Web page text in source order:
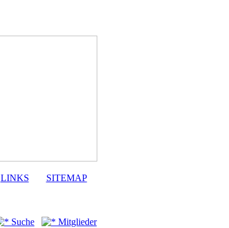
LINKS SITEMAP
Suche
Mitglieder